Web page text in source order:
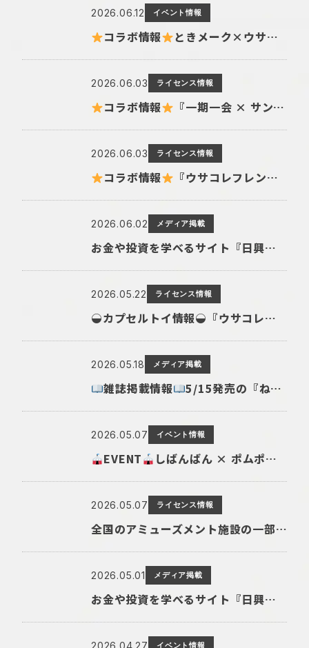
2026.06.12 イベント情報
コラボ情報 ときメーク×ウサコレフレンズ推し活グッズコラボ商品の発売が決定！
2026.06.03 ライセンス情報
コラボ情報 『一期一会 × サンキューマート』の限定アイテムが登場します
2026.06.03 ライセンス情報
コラボ情報 『ウサコレフレンズ × サンキューマート』の限定アイテムが登場します
2026.06.02 メディア掲載
お金や投資を学べるサイト『日興フロッギー』にてTomo.Nがぴよこ豆のイラストを描き下ろしました
2026.05.22 ライセンス情報
◒カプセルトイ情報◒『ウサコレフレンズ ぬいぐるみ』
2026.05.18 メディア掲載
雑誌掲載情報 5/15発売の『ね～ね～夏号(主婦と生活社）』よりなきむしヒーロー『だっとちゃん』の連載が決定いたしました
2026.05.07 イベント情報
EVENT しばんばん × ポムポムプリンPOP UP SHOP in 京王百貨店 新宿店
2026.05.07 ライセンス情報
全国のアミューズメント施設の一部取扱店舗にてしばんばんの『ましゅもっち ひとくちサイズ』が登場〈ฅ `ᴥ´ ฅ〉
2026.05.01 メディア掲載
お金や投資を学べるサイト『日興フロッギー』にてTomo.Nがぴよこ豆のイラストを描き下ろしました
2026.04.27 イベント情報